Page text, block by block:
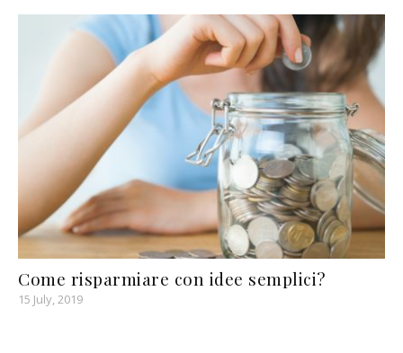
Come risparmiare con idee semplici?
15 July, 2019